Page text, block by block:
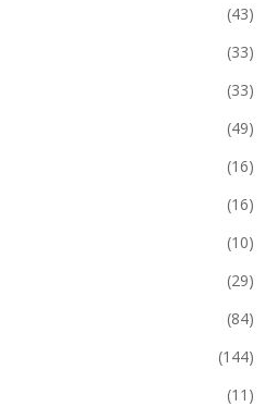
(43)
(33)
(33)
(49)
(16)
(16)
(10)
(29)
(84)
(144)
(11)